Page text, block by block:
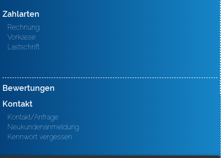
Zahlarten
Rechnung
Vorkasse
Lastschrift
Bewertungen
Kontakt
Kontakt/Anfrage
Neukundenanmeldung
Kennwort vergessen